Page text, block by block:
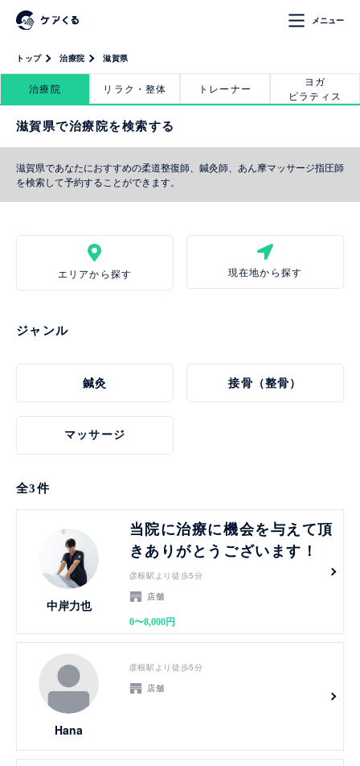
メニュー
トップ 治療院 滋賀県
治療院 リラク・整体 トレーナー
ヨガ
ピラティス
滋賀県で治療院を検索する
滋賀県であなたにおすすめの柔道整復師、鍼灸師、あん摩マッサージ指圧師
を検索して予約することができます。
エリアから探す 現在地から探す
ジャンル
鍼灸 接骨（整骨）
マッサージ
全3件
中岸力也
当院に治療に機会を与えて頂
きありがとうございます！
彦根駅より徒歩5分
店舗
0〜8,000円
Hana
彦根駅より徒歩5分
店舗